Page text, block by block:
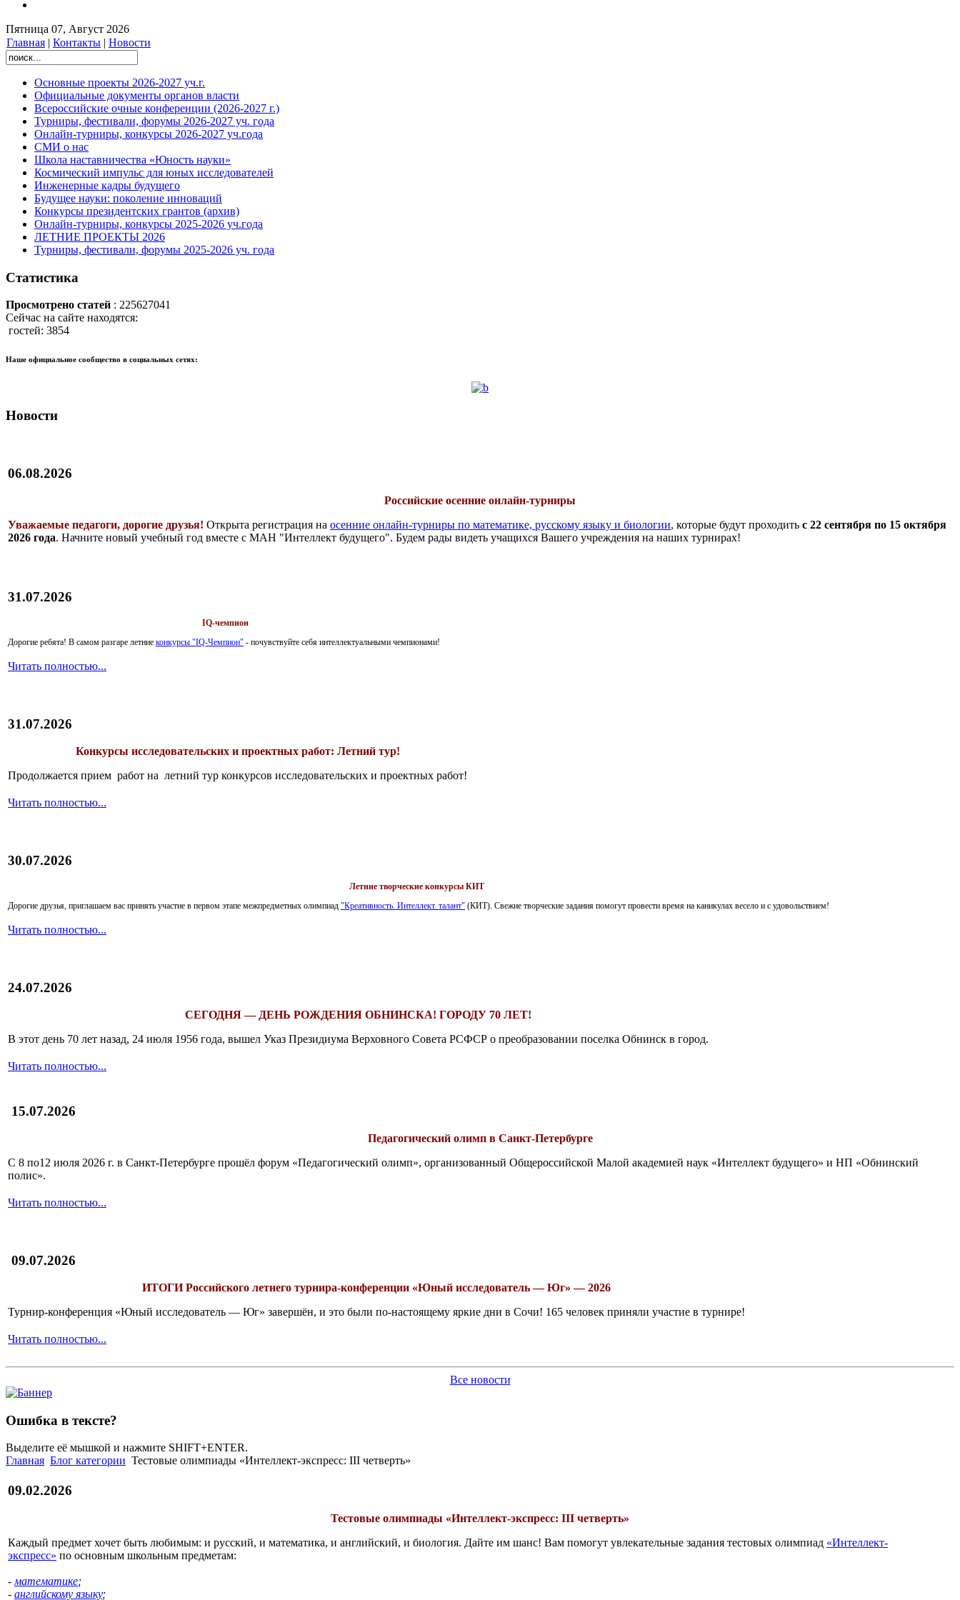
Пятница 07, Август 2026
Главная | Контакты | Новости
Основные проекты 2026-2027 уч.г.
Официальные документы органов власти
Всероссийские очные конференции (2026-2027 г.)
Турниры, фестивали, форумы 2026-2027 уч. года
Онлайн-турниры, конкурсы 2026-2027 уч.года
СМИ о нас
Школа наставничества «Юность науки»
Космический импульс для юных исследователей
Инженерные кадры будущего
Будущее науки: поколение инноваций
Конкурсы президентских грантов (архив)
Онлайн-турниры, конкурсы 2025-2026 уч.года
ЛЕТНИЕ ПРОЕКТЫ 2026
Турниры, фестивали, форумы 2025-2026 уч. года
Статистика
Просмотрено статей : 225627041
Сейчас на сайте находятся:
гостей: 3854
Наше официальное сообщество в социальных сетях:
Новости
06.08.2026
Российские осенние онлайн-турниры
Уважаемые педагоги, дорогие друзья! Открыта регистрация на осенние онлайн-турниры по математике, русскому языку и биологии, которые будут проходить с 22 сентября по 15 октября
2026 года. Начните новый учебный год вместе с МАН "Интеллект будущего". Будем рады видеть учащихся Вашего учреждения на наших турнирах!
31.07.2026
IQ-чемпион
Дорогие ребята! В самом разгаре летние конкурсы "IQ-Чемпион" - почувствуйте себя интеллектуальными чемпионами!
Читать полностью...
31.07.2026
Конкурсы исследовательских и проектных работ: Летний тур!
Продолжается прием работ на летний тур конкурсов исследовательских и проектных работ!
Читать полностью...
30.07.2026
Летние творческие конкурсы КИТ
Дорогие друзья, приглашаем вас принять участие в первом этапе межпредметных олимпиад "Креативность. Интеллект. талант" (КИТ). Свежие творческие задания помогут провести время на каникулах весело и с удовольствием!
Читать полностью...
24.07.2026
СЕГОДНЯ — ДЕНЬ РОЖДЕНИЯ ОБНИНСКА! ГОРОДУ 70 ЛЕТ!
В этот день 70 лет назад, 24 июля 1956 года, вышел Указ Президиума Верховного Совета РСФСР о преобразовании поселка Обнинск в город.
Читать полностью...
15.07.2026
Педагогический олимп в Санкт-Петербурге
С 8 по12 июля 2026 г. в Санкт-Петербурге прошёл форум «Педагогический олимп», организованный Общероссийской Малой академией наук «Интеллект будущего» и НП «Обнинский
полис».
Читать полностью...
09.07.2026
ИТОГИРоссийского летнего турнира-конференции «Юный исследователь — Юг» — 2026
Турнир-конференция «Юный исследователь — Юг» завершён, и это были по-настоящему яркие дни в Сочи! 165 человек приняли участие в турнире!
Читать полностью...
Все новости
Ошибка в тексте?
Выделите её мышкой и нажмите SHIFT+ENTER.
Главная Блог категории Тестовые олимпиады «Интеллект-экспресс: III четверть»
09.02.2026
Тестовые олимпиады «Интеллект-экспресс: III четверть»
Каждый предмет хочет быть любимым: и русский, и математика, и английский, и биология. Дайте им шанс! Вам помогут увлекательные задания тестовых олимпиад «Интеллект-
экспресс» по основным школьным предметам:
- математике;
- английскому языку;